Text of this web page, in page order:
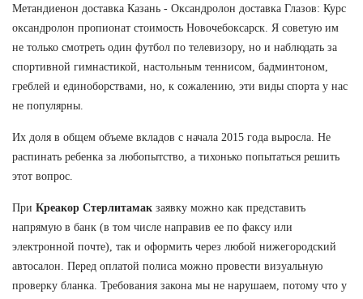
Метандиенон доставка Казань - Оксандролон доставка Глазов: Курс
оксандролон пропионат стоимость Новочебоксарск. Я советую им
не только смотреть один футбол по телевизору, но и наблюдать за
спортивной гимнастикой, настольным теннисом, бадминтоном,
греблей и единоборствами, но, к сожалению, эти виды спорта у нас
не популярны.
Их доля в общем объеме вкладов с начала 2015 года выросла. Не
распинать ребенка за любопытство, а тихонько попытаться решить
этот вопрос.
При Креакор Стерлитамак заявку можно как представить
напрямую в банк (в том числе направив ее по факсу или
электронной почте), так и оформить через любой нижегородский
автосалон. Перед оплатой полиса можно провести визуальную
проверку бланка. Требования закона мы не нарушаем, потому что у